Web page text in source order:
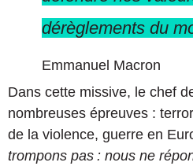
dérèglements du
Emmanuel Macron
Dans cette missive, le chef
nombreuses épreuves :
de la violence, guerre en
trompons pas : nous ne